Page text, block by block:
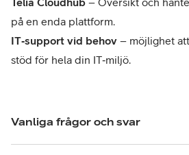
på en enda plattform.
IT‑support vid behov – möjlighet
stöd för hela din IT‑miljö.
Vanliga frågor och svar